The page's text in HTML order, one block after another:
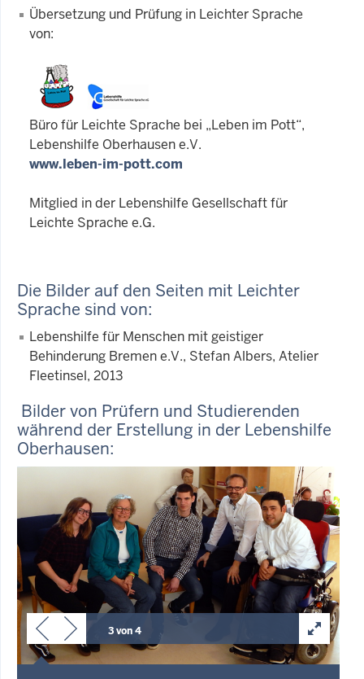
Übersetzung und Prüfung in Leichter Sprache
von:
Büro für Leichte Sprache bei „Leben im Pott“,
Lebenshilfe Oberhausen e.V.
www.leben-im-pott.com
Mitglied in der Lebenshilfe Gesellschaft für
Leichte Sprache e.G.
Die Bilder auf den Seiten mit Leichter
Sprache sind von:
Lebenshilfe für Menschen mit geistiger
Behinderung Bremen e.V., Stefan Albers, Atelier
Fleetinsel, 2013
Bilder von Prüfern und Studierenden
während der Erstellung in der Lebenshilfe
Oberhausen:
3 von 4